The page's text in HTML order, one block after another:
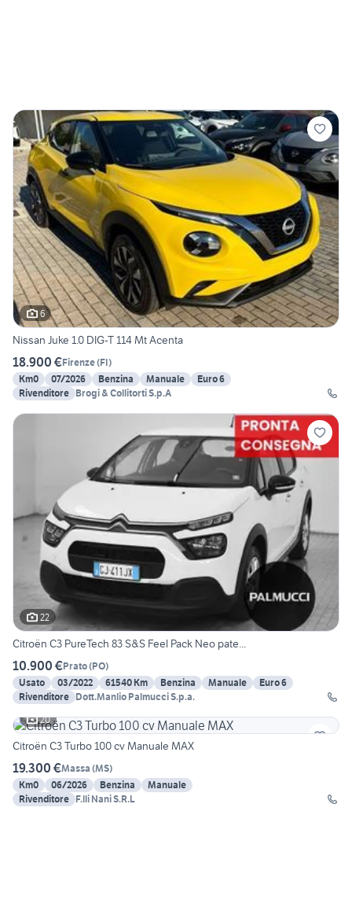
6
Nissan Juke 1.0 DIG-T 114 Mt Acenta
18.900 €Firenze(FI)
Km0
07/2026 Benzina Manuale
Euro 6
Rivenditore Brogi & Collitorti S.p.A
22
Citroën C3 PureTech 83 S&S Feel Pack Neo pate...
10.900 €Prato(PO)
Usato
03/2022 61540 Km Benzina Manuale
Euro 6
Rivenditore Dott.Manlio Palmucci S.p.a.
20
Citroën C3 Turbo 100 cv Manuale MAX
19.300 €Massa (MS)
Km0
06/2026 Benzina
Manuale
Rivenditore F.lli Nani S.R.L